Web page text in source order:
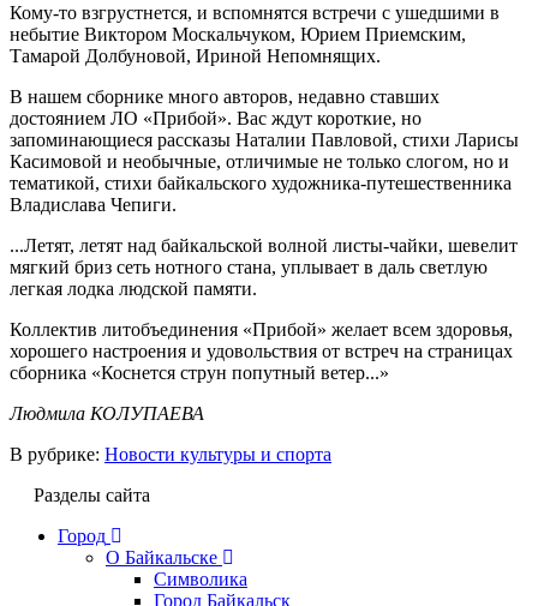
Кому-то взгрустнется, и вспомнятся встречи с ушедшими в
небытие Виктором Москальчуком, Юрием Приемским,
Тамарой Долбуновой, Ириной Непомнящих.
В нашем сборнике много авторов, недавно ставших
достоянием ЛО «Прибой». Вас ждут короткие, но
запоминающиеся рассказы Наталии Павловой, стихи Ларисы
Касимовой и необычные, отличимые не только слогом, но и
тематикой, стихи байкальского художника-путешественника
Владислава Чепиги.
...Летят, летят над байкальской волной листы-чайки, шевелит
мягкий бриз сеть нотного стана, уплывает в даль светлую
легкая лодка людской памяти.
Коллектив литобъединения «Прибой» желает всем здоровья,
хорошего настроения и удовольствия от встреч на страницах
сборника «Коснется струн попутный ветер...»
Людмила КОЛУПАЕВА
В рубрике: Новости культуры и спорта
Разделы сайта
Город
О Байкальске
Символика
Город Байкальск